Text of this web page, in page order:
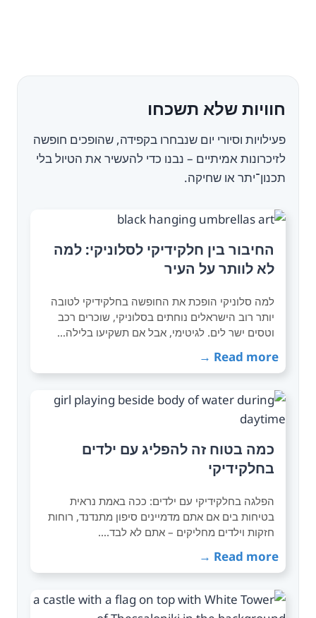
חוויות שלא תשכחו
פעילויות וסיורי יום שנבחרו בקפידה, שהופכים חופשה
לזיכרונות אמיתיים – נבנו כדי להעשיר את הטיול בלי
תכנון־יתר או שחיקה.
החיבור בין חלקידיקי לסלוניקי: למה
לא לוותר על העיר
למה סלוניקי הופכת את החופשה בחלקידיקי לטובה
יותר רוב הישראלים נוחתים בסלוניקי, שוכרים רכב
וטסים ישר לים. לגיטימי, אבל אם תשקיעו בלילה…
Read more →
כמה בטוח זה להפליג עם ילדים
בחלקידיקי
הפלגה בחלקידיקי עם ילדים: ככה באמת נראית
בטיחות בים אם אתם מדמיינים סיפון מתנדנד, רוחות
חזקות וילדים מחליקים – אתם לא לבד.…
Read more →